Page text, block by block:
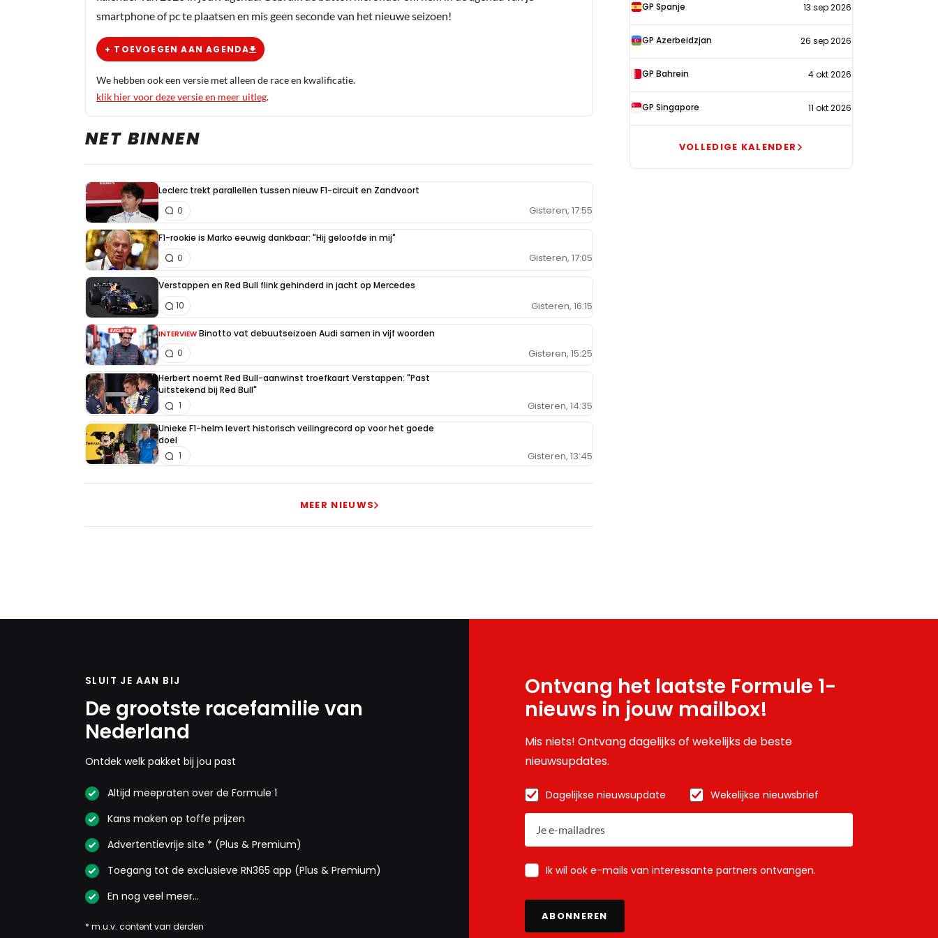
smartphone of pc te plaatsen en mis geen seconde van het nieuwe seizoen!
+ TOEVOEGEN AAN AGENDA
We hebben ook een versie met alleen de race en kwalificatie.
klik hier voor deze versie en meer uitleg.
NET BINNEN
Leclerc trekt parallellen tussen nieuw F1-circuit en Zandvoort
Gisteren, 17:55
0
F1-rookie is Marko eeuwig dankbaar: "Hij geloofde in mij"
Gisteren, 17:05
0
Verstappen en Red Bull flink gehinderd in jacht op Mercedes
Gisteren, 16:15
10
INTERVIEW Binotto vat debuutseizoen Audi samen in vijf woorden
Gisteren, 15:25
0
Herbert noemt Red Bull-aanwinst troefkaart Verstappen: "Past
uitstekend bij Red Bull"
Gisteren, 14:35
1
Unieke F1-helm levert historisch veilingrecord op voor het goede
doel
Gisteren, 13:45
1
MEER NIEUWS
GP Spanje 13 sep 2026
GP Azerbeidzjan 26 sep 2026
GP Bahrein 4 okt 2026
GP Singapore 11 okt 2026
VOLLEDIGE KALENDER
SLUIT JE AAN BIJ
De grootste racefamilie van
Nederland
Ontdek welk pakket bij jou past
Altijd meepraten over de Formule 1
Kans maken op toffe prijzen
Advertentievrije site * (Plus & Premium)
Toegang tot de exclusieve RN365 app (Plus & Premium)
En nog veel meer…
* m.u.v. content van derden
Ontvang het laatste Formule 1-
nieuws in jouw mailbox!
Mis niets! Ontvang dagelijks of wekelijks de beste
nieuwsupdates.
Dagelijkse nieuwsupdate Wekelijkse nieuwsbrief
Ik wil ook e-mails van interessante partners ontvangen.
ABONNEREN